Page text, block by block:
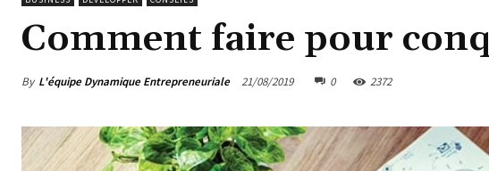
Comment faire pour
By L'équipe Dynamique Entrepreneuriale 21/08/2019 0 2372